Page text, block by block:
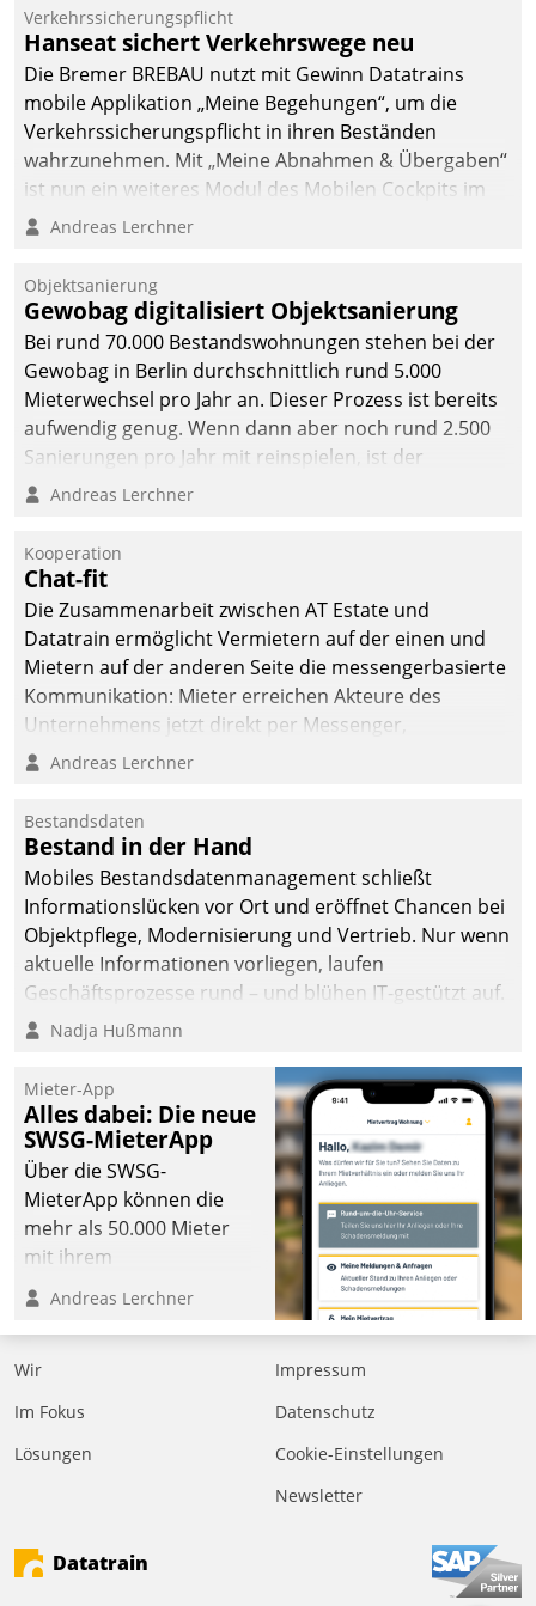
Verkehrssicherungspflicht
Hanseat sichert Verkehrswege neu
Die Bremer BREBAU nutzt mit Gewinn Datatrains
mobile Applikation „Meine Begehungen“, um die
Verkehrssicherungspflicht in ihren Beständen
wahrzunehmen. Mit „Meine Abnahmen & Übergaben“
ist nun ein weiteres Modul des Mobilen Cockpits im
Einsatz.
Andreas Lerchner
Objektsanierung
Gewobag digitalisiert Objektsanierung
Bei rund 70.000 Bestandswohnungen stehen bei der
Gewobag in Berlin durchschnittlich rund 5.000
Mieterwechsel pro Jahr an. Dieser Prozess ist bereits
aufwendig genug. Wenn dann aber noch rund 2.500
Sanierungen pro Jahr mit reinspielen, ist der
Betreuungs- und Organisationsaufwand immens. Im
kommunale Wohnungsbauunternehmen daher
gemeinsam mit der Berliner Datatrain GmbH den
Teilprozess der Objektsanierung digitalisiert.
Andreas Lerchner
Kooperation
Chat-fit
Die Zusammenarbeit zwischen AT Estate und
Datatrain ermöglicht Vermietern auf der einen und
Mietern auf der anderen Seite die messengerbasierte
Kommunikation: Mieter erreichen Akteure des
Unternehmens jetzt direkt per Messenger,
Mitarbeiter oder Dienstleister empfangen oder
Andreas Lerchner
Bestandsdaten
Bestand in der Hand
Mobiles Bestandsdatenmanagement schließt
Informationslücken vor Ort und eröffnet Chancen bei
Objektpflege, Modernisierung und Vertrieb. Nur wenn
aktuelle Informationen vorliegen, laufen
Geschäftsprozesse rund – und blühen IT-gestützt auf.
Nadja Hußmann
Mieter-App
Alles dabei: Die neue
SWSG-MieterApp
Über die SWSG-
MieterApp können die
mehr als 50.000 Mieter
mit ihrem
Wohnungsunternehmen
kommunizieren, auf dem
Laufenden bleiben, Daten
einsehen und ändern
oder
abgeben – rund um die
Andreas Lerchner
Wir
Im Fokus
Lösungen
Impressum
Datenschutz
Cookie-Einstellungen
Newsletter
Datatrain